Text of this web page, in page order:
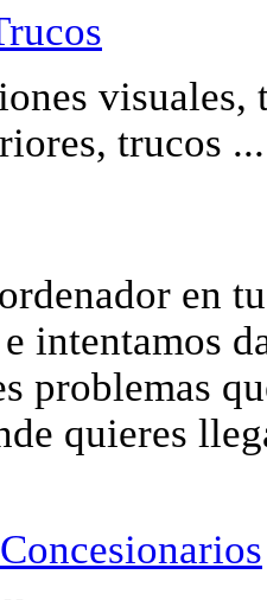
visuales,
trucos ...
en
intentamos
problemas
quieres